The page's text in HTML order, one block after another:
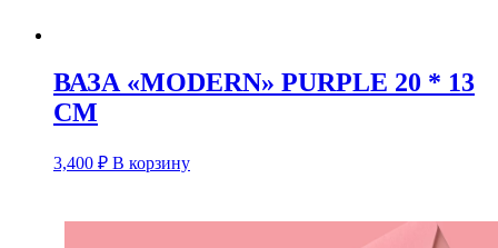
ВАЗА «MODERN» PURPLE 20 * 13
CM
3,400 ₽ В корзину